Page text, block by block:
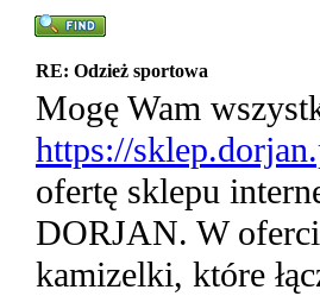
RE: Odzież sportowa
Mogę Wam
https://
ofertę sklepu
DORJAN. W
kamizelki, które